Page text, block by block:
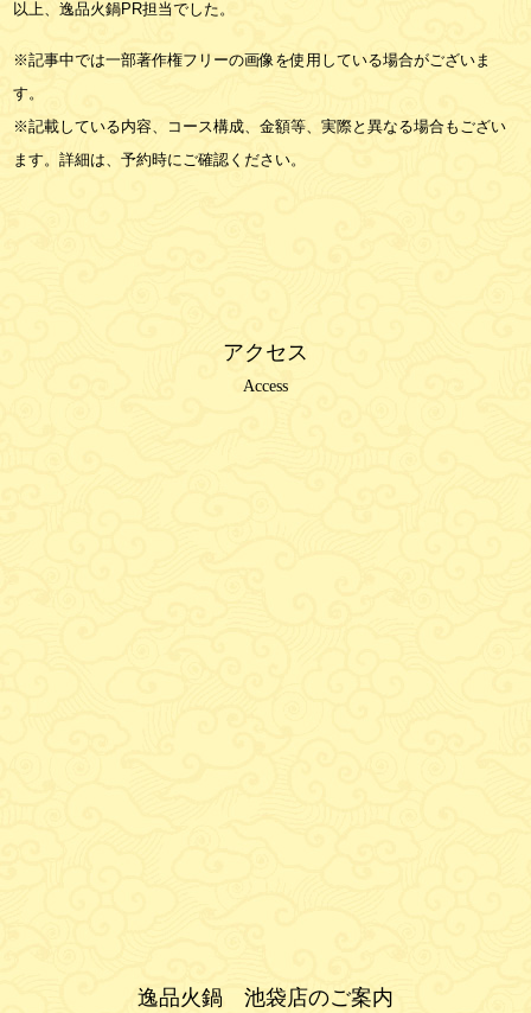
以上、逸品火鍋PR担当でした。
※記事中では一部著作権フリーの画像を使用している場合がございま
す。
※記載している内容、コース構成、金額等、実際と異なる場合もござい
ます。詳細は、予約時にご確認ください。
アクセス
Access
逸品火鍋 池袋店のご案内